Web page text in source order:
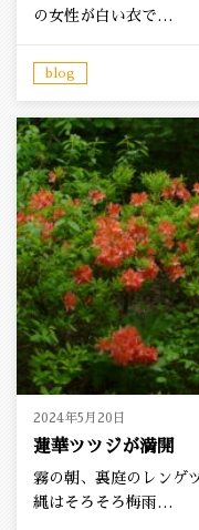
の女性が白い衣で…
blog
2024年5月20日
蓮華ツツジが満開
霧の朝、裏庭のレンゲ
縄はそろそろ梅雨…